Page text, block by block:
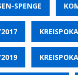
SPENGE